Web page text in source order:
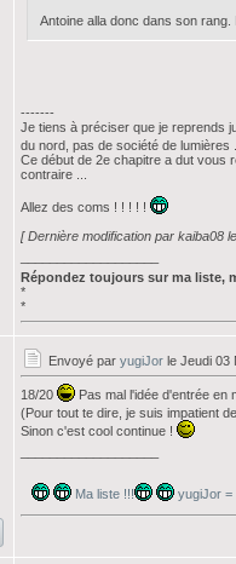
Antoine alla donc dans son
-------
Je tiens à préciser que je reprends
du nord, pas de société de
Ce début de 2e chapitre a dut vous
contraire ...
Allez des coms ! ! ! ! !
[ Dernière modification par kaiba08
Répondez toujours sur ma liste,
*
*
Envoyé par yugiJor le Jeudi 03
18/20
Pas mal l'idée d'entrée en
(Pour tout te dire, je suis impatient
Sinon c'est cool continue !
Ma liste !!! yugiJor =